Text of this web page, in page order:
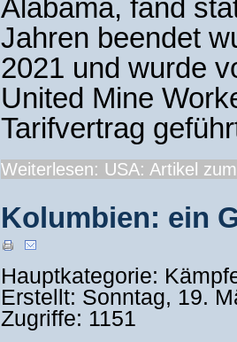
Alabama, fand
Jahren beendet
2021 und wurde
United Mine
Tarifvertrag
Weiterlesen: USA: Artikel
Kolumbien: ein
Hauptkategorie:
Erstellt: Sonntag, 19.
Zugriffe: 1151